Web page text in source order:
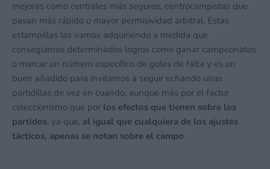
mejoras como centrales más seguros, centrocampistas que
pasan más rápido o mayor permisividad arbitral. Estas
estampillas las vamos adquiriendo a medida que
conseguimos determinados logros como ganar campeonatos
o marcar un número específico de goles de falta y es un
buen añadido para invitarnos a seguir echando unas
partidillas de vez en cuando, aunque más por el factor
coleccionismo que por los efectos que tienen sobre los
partidos, ya que, al igual que cualquiera de los ajustes
tácticos, apenas se notan sobre el campo.